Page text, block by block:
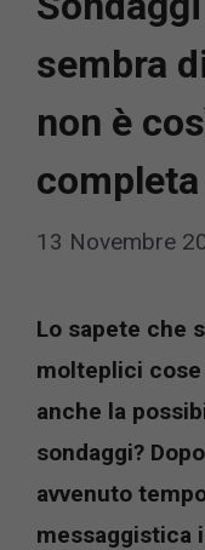
sembra
non è
completa
13 Novembre
Lo sapete che
molteplici cose
anche la
sondaggi?
avvenuto
messaggistica